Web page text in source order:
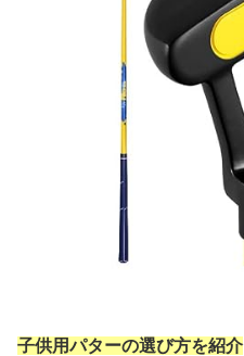
子供用パターの選び方を紹介